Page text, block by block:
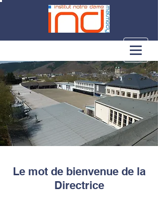
Le mot de bienvenue de la
Directrice